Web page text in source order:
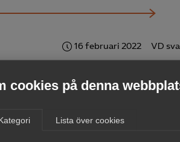
cookies på denna
Lista över cookies
som
16 februari 2022 VD
framtidens